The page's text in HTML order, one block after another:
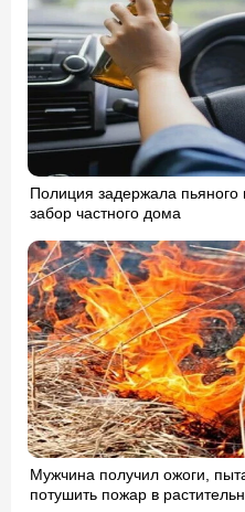
Полиция задержала пьяного
забор частного дома
Мужчина получил ожоги,
потушить пожар в